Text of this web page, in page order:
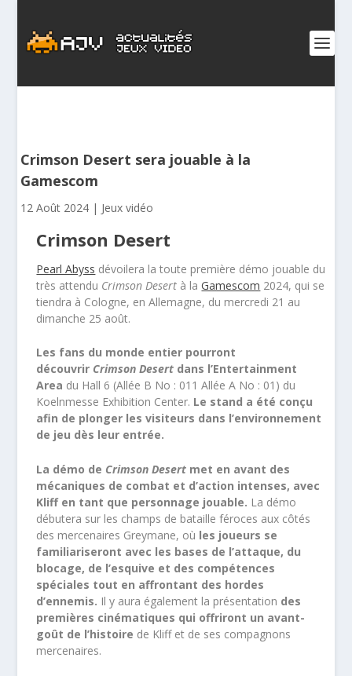
Crimson Desert sera jouable à la
Gamescom
12 Août 2024 | Jeux vidéo
Crimson Desert
Pearl Abyss dévoilera la toute première démo jouable du
très attendu Crimson Desert à laGamescom 2024, qui se
tiendra à Cologne, en Allemagne, du mercredi 21 au
dimanche 25 août.
Les fans du monde entier pourront
découvrir Crimson Desert dans l’Entertainment
Area du Hall 6 (Allée B No : 011 Allée A No : 01) du
Koelnmesse Exhibition Center. Le stand a été conçu
afin de plonger les visiteurs dans l’environnement
de jeu dès leur entrée.
La démo de Crimson Desert met en avant des
mécaniques de combat et d’action intenses, avec
Kliff en tant que personnage jouable. La démo
débutera sur les champs de bataille féroces aux côtés
des mercenaires Greymane, où les joueurs se
familiariseront avec les bases de l’attaque, du
blocage, de l’esquive et des compétences
spéciales tout en affrontant des hordes
d’ennemis. Il y aura également la présentation des
premières cinématiques qui offriront un avant-
goût de l’histoire de Kliff et de ses compagnons
mercenaires.